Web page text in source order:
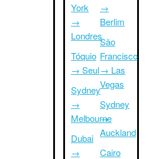
York
→
Londres
Tóquio
→ Seul
Sydney
→
Melbourne
Dubai
→
→
Berlim
São
Francisco
→ Las
Vegas
Sydney
→
Auckland
Cairo